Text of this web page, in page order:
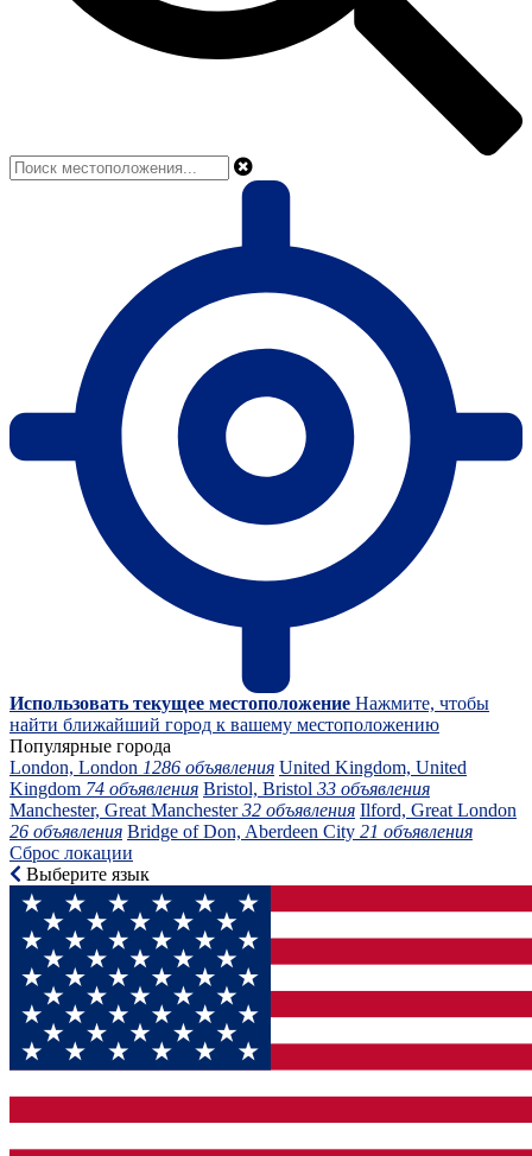
Использовать текущее местоположение Нажмите, чтобы
найти ближайший город к вашему местоположению
Популярные города
London, London 1286 объявления United Kingdom, United
Kingdom 74 объявления Bristol, Bristol 33 объявления
Manchester, Great Manchester32 объявления Ilford, Great London
26 объявления Bridge of Don, Aberdeen City 21 объявления
Сброс локации
Выберите язык